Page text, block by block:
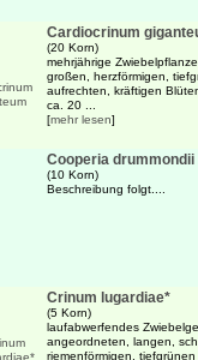
Cardiocrinum
(20 Korn)
mehrjährige
großen, herzförmigen,
aufrechten, kräftigen
ca. 20 ...
[mehr lesen]
Cooperia drummondii
(10 Korn)
Beschreibung folgt....
Crinum lugardiae*
(5 Korn)
laufabwerfendes
angeordneten, langen,
riemenförmigen,